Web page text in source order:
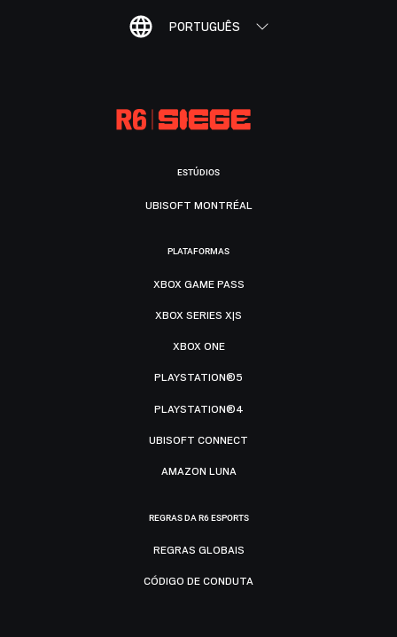
PORTUGUÊS
ESTÚDIOS
UBISOFT MONTRÉAL
PLATAFORMAS
XBOX GAME PASS
XBOX SERIES X|S
XBOX ONE
PLAYSTATION®5
PLAYSTATION®4
UBISOFT CONNECT
AMAZON LUNA
REGRAS DA R6 ESPORTS
REGRAS GLOBAIS
CÓDIGO DE CONDUTA